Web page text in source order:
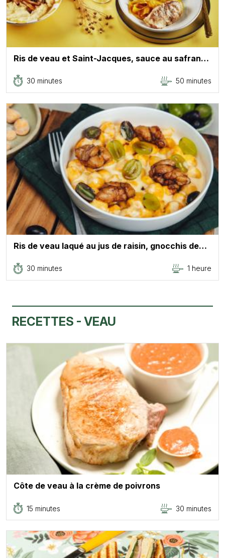
Ris de veau et Saint-Jacques, sauce au safran…
30 minutes 50 minutes
Ris de veau laqué au jus de raisin, gnocchis de…
30 minutes 1 heure
RECETTES - VEAU
Côte de veau à la crème de poivrons
15 minutes 30 minutes